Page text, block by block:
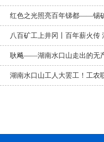
红色之光照亮百年锑都——锡
八百矿工上井冈丨百年薪火传
耿飚——湖南水口山走出的无
湖南水口山工人大罢工！工农